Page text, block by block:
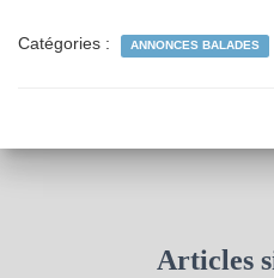
Catégories : ANNONCES BALADES
Articles